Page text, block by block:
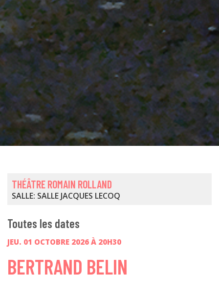
THÉÂTRE ROMAIN ROLLAND
SALLE: SALLE JACQUES LECOQ
Toutes les dates
JEU. 01 OCTOBRE 2026 À 20H30
BERTRAND BELIN